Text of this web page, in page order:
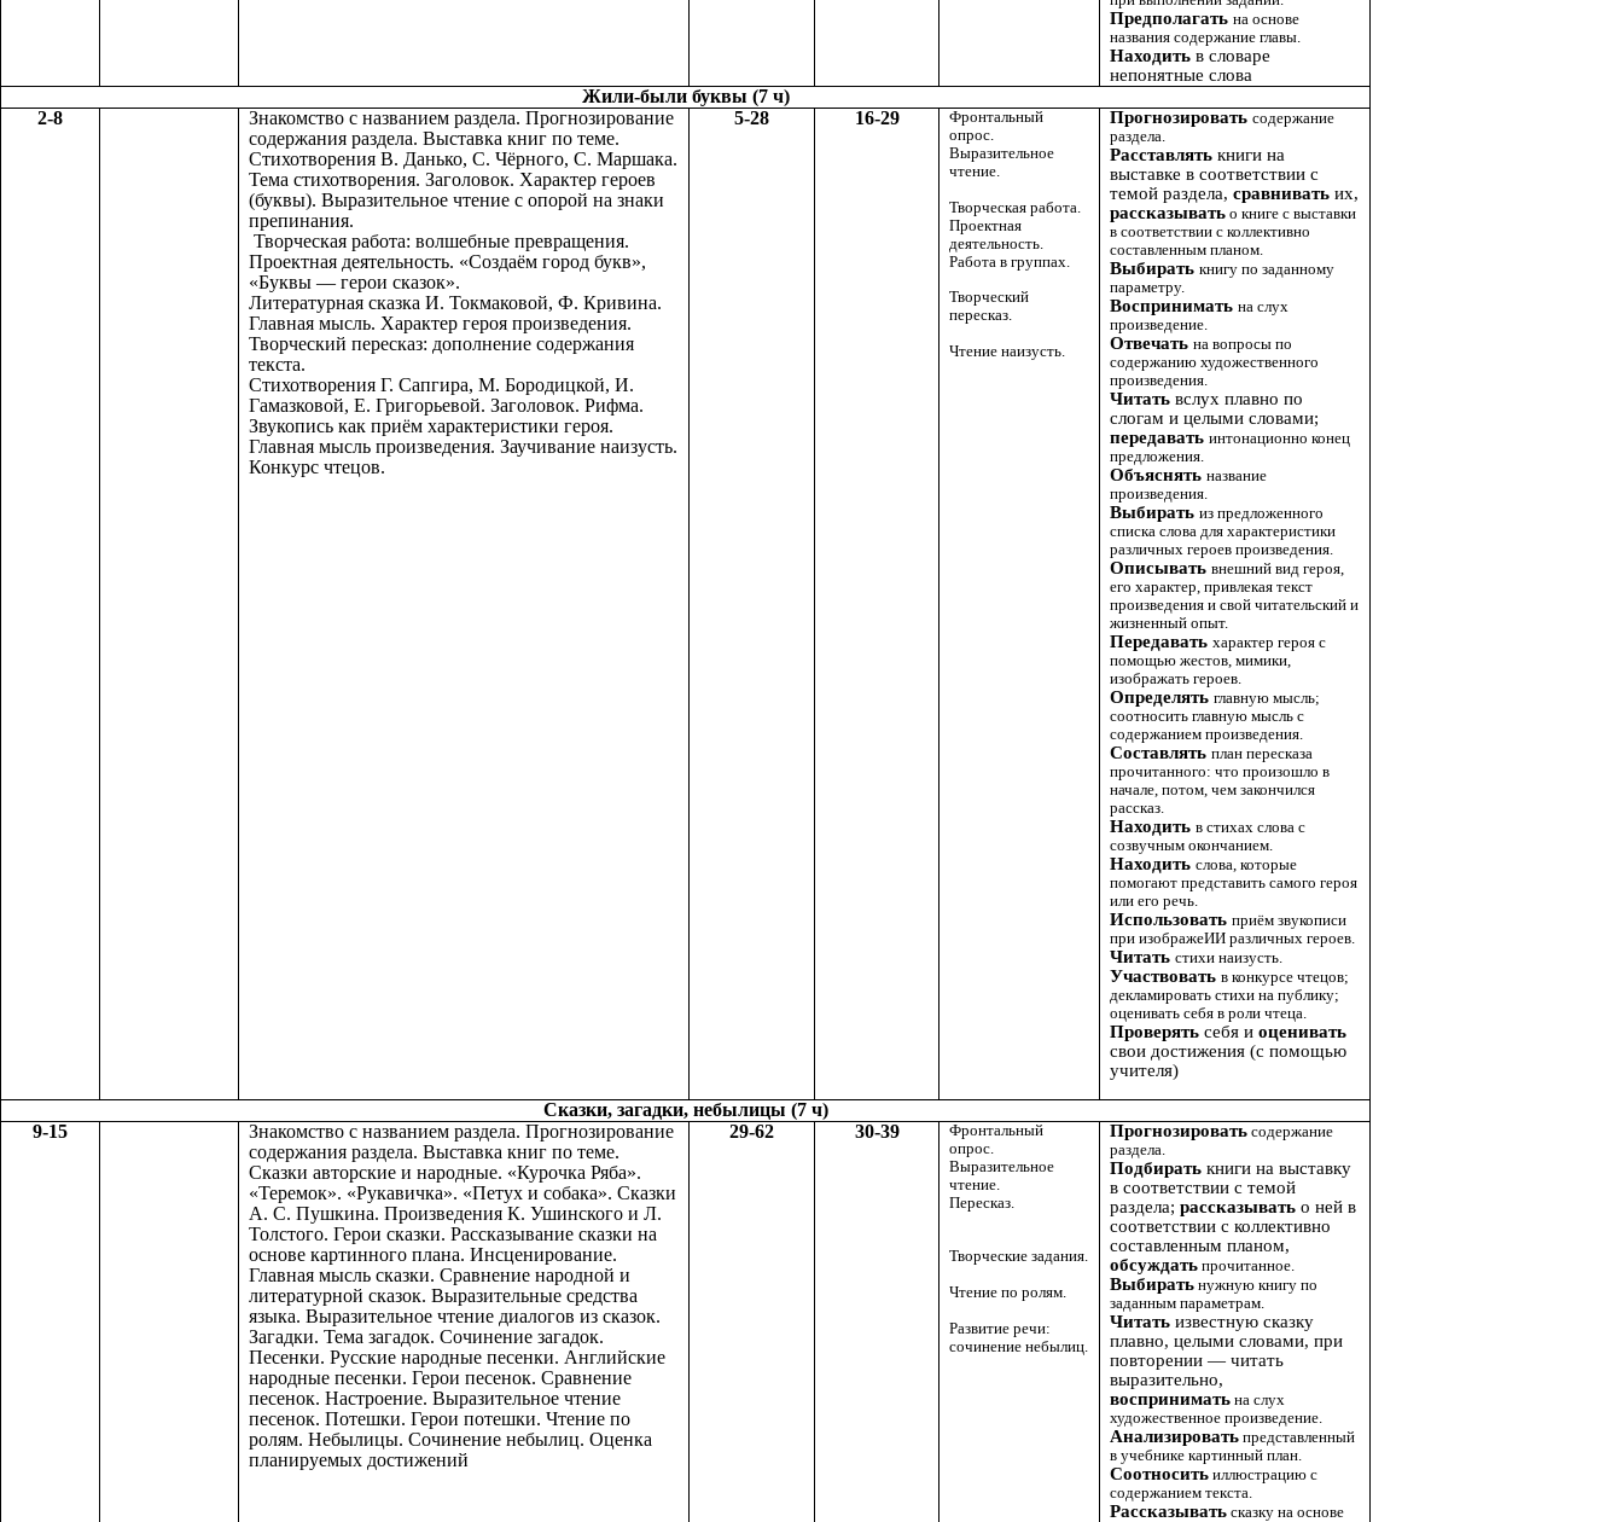
Предполагать на основе
названия содержание главы.
Находить в словаре
непонятные слова
Жили-были буквы (7 ч)
2-8
Знакомство с названием раздела. Прогнозирование
содержания раздела. Выставка книг по теме.
Стихотворения В. Данько, С. Чёрного, С. Маршака.
Тема стихотворения. Заголовок. Характер героев
(буквы). Выразительное чтение с опорой на знаки
препинания.
Творческая работа: волшебные превращения.
Проектная деятельность. «Создаём город букв»,
«Буквы — герои сказок».
Литературная сказка И. Токмаковой, Ф. Кривина.
Главная мысль. Характер героя произведения.
Творческий пересказ: дополнение содержания
текста.
Стихотворения Г. Сапгира, М. Бородицкой, И.
Гамазковой, Е. Григорьевой. Заголовок. Рифма.
Звукопись как приём характеристики героя.
Главная мысль произведения. Заучивание наизусть.
Конкурс чтецов.
5-28 16-29
Фронтальный
опрос.
Выразительное
чтение.
Творческая работа.
Проектная
деятельность.
Работа в группах.
Творческий
пересказ.
Чтение наизусть.
Прогнозировать содержание
раздела.
Расставлять книги на
выставке в соответствии с
темой раздела, сравнивать их,
рассказывать о книге с выставки
в соответствии с коллективно
составленным планом.
Выбирать книгу по заданному
параметру.
Воспринимать на слух
произведение.
Отвечать на вопросы по
содержанию художественного
произведения.
Читать вслух плавно по
слогам и целыми словами;
передавать интонационно конец
предложения.
Объяснять название
произведения.
Выбирать из предложенного
списка слова для характеристики
различных героев произведения.
Описывать внешний вид героя,
его характер, привлекая текст
произведения и свой читательский и
жизненный опыт.
Передавать характер героя с
помощью жестов, мимики,
изображать героев.
Определять главную мысль;
соотносить главную мысль с
содержанием произведения.
Составлять план пересказа
прочитанного: что произошло в
начале, потом, чем закончился
рассказ.
Находить в стихах слова с
созвучным окончанием.
Находить слова, которые
помогают представить самого героя
или его речь.
Использовать приём звукописи
при изображеИИ различных героев.
Читать стихи наизусть.
Участвовать в конкурсе чтецов;
декламировать стихи на публику;
оценивать себя в роли чтеца.
Проверять себя и оценивать
свои достижения (с помощью
учителя)
Сказки, загадки, небылицы (7 ч)
9-15
Знакомство с названием раздела. Прогнозирование
содержания раздела. Выставка книг по теме.
Сказки авторские и народные. «Курочка Ряба».
«Теремок». «Рукавичка». «Петух и собака». Сказки
А. С. Пушкина. Произведения К. Ушинского и Л.
Толстого. Герои сказки. Рассказывание сказки на
основе картинного плана. Инсценирование.
Главная мысль сказки. Сравнение народной и
литературной сказок. Выразительные средства
языка. Выразительное чтение диалогов из сказок.
Загадки. Тема загадок. Сочинение загадок.
Песенки. Русские народные песенки. Английские
народные песенки. Герои песенок. Сравнение
песенок. Настроение. Выразительное чтение
песенок. Потешки. Герои потешки. Чтение по
ролям. Небылицы. Сочинение небылиц. Оценка
планируемых достижений
29-62 30-39
Фронтальный
опрос.
Выразительное
чтение.
Пересказ.
Творческие задания.
Чтение по ролям.
Развитие речи:
сочинение небылиц.
Прогнозировать содержание
раздела.
Подбирать книги на выставку
в соответствии с темой
раздела; рассказывать о ней в
соответствии с коллективно
составленным планом,
обсуждать прочитанное.
Выбирать нужную книгу по
заданным параметрам.
Читать известную сказку
плавно, целыми словами, при
повторении — читать
выразительно,
воспринимать на слух
художественное произведение.
Анализировать представленный
в учебнике картинный план.
Соотносить иллюстрацию с
содержанием текста.
Рассказывать сказку на основе